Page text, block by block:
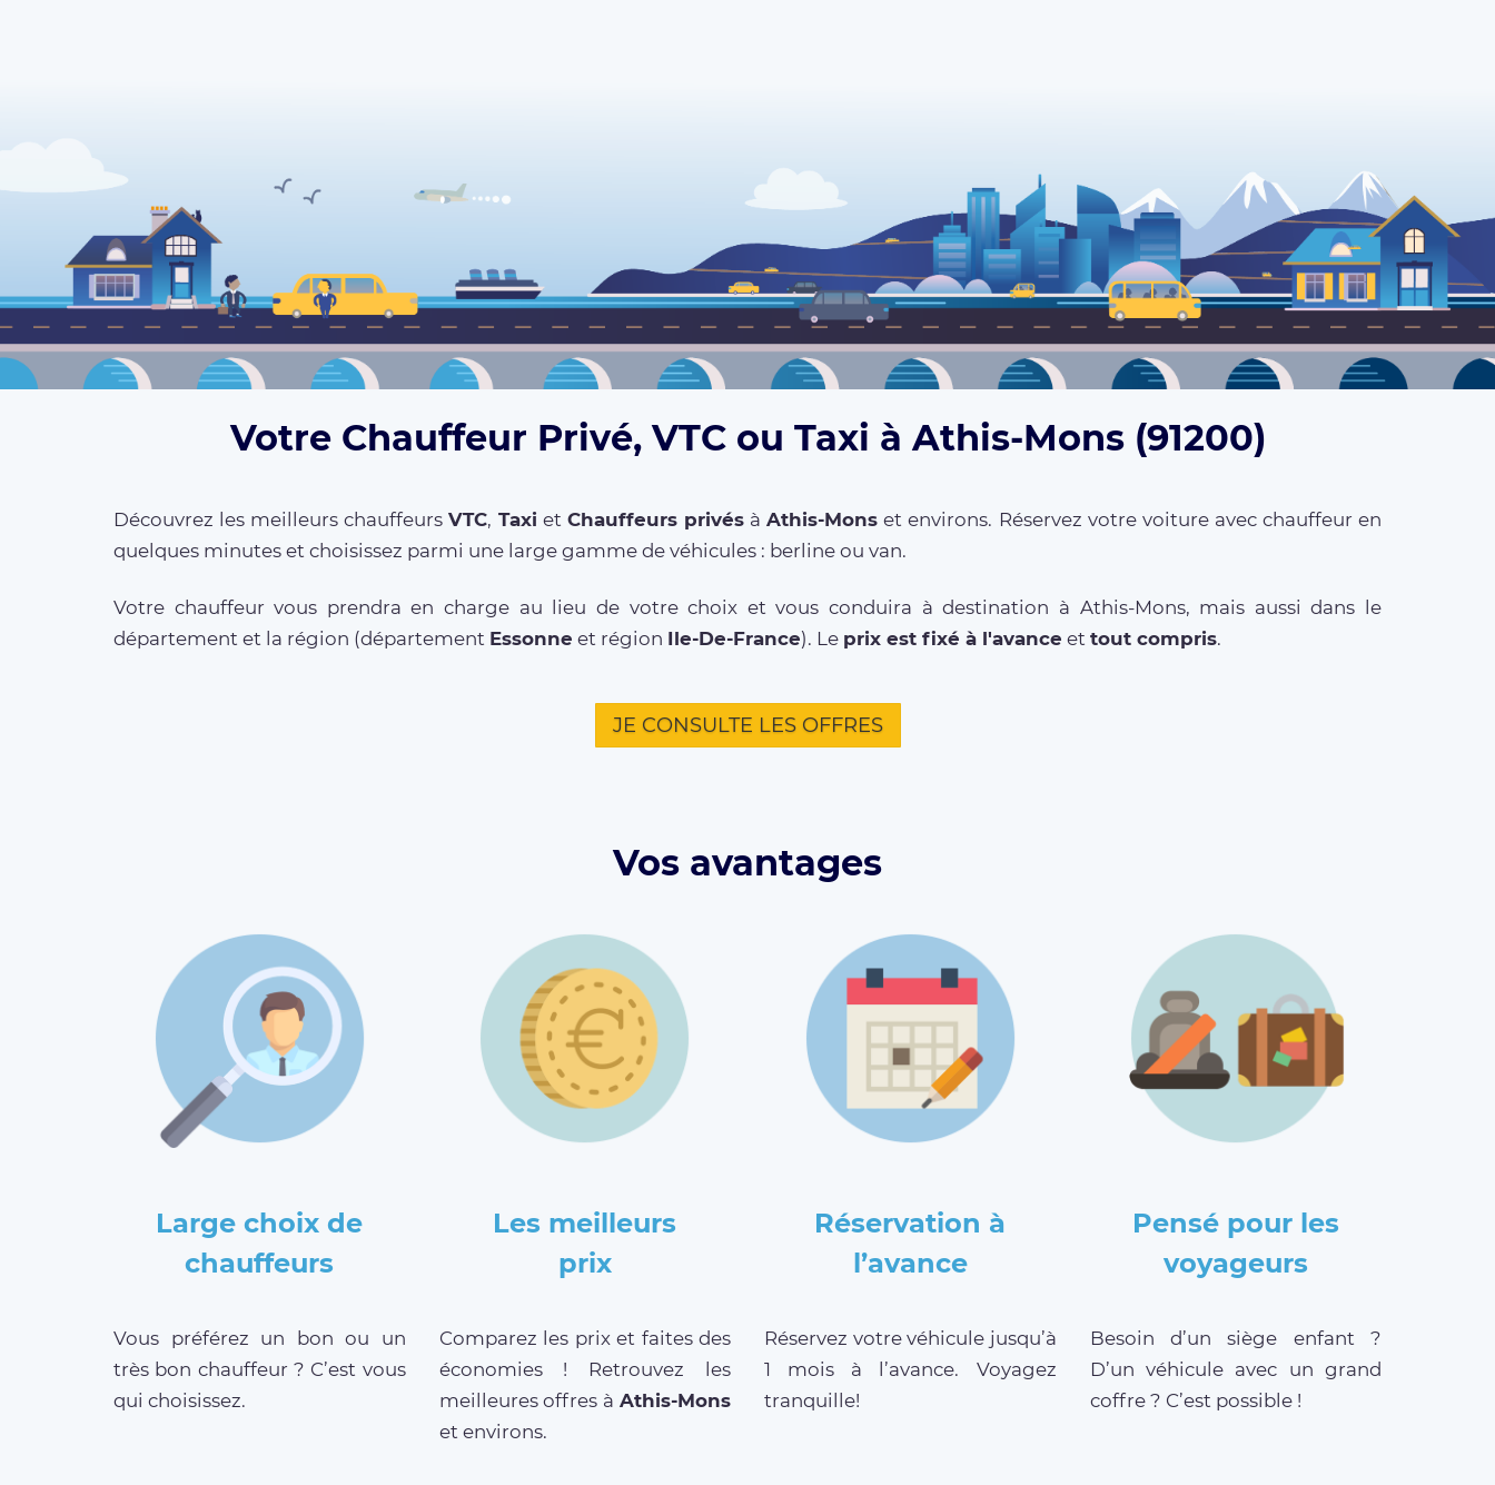
Votre Chauffeur Privé, VTC ou Taxi à Athis-Mons (91200)
Découvrez les meilleurs chauffeursVTC, Taxi et Chauffeurs privésàAthis-Mons et environs. Réservez votre voiture avec chauffeur en
quelques minutes et choisissez parmi une large gamme de véhicules : berline ou van.
Votre chauffeur vous prendra en charge au lieu de votre choix et vous conduira à destination à Athis-Mons, mais aussi dans le
département et la région (département Essonne et région Ile-De-France). Le prix est fixé à l'avance et tout compris.
JE CONSULTE LES OFFRES
Vos avantages
Large choix de
chauffeurs
Vous préférez un bon ou un
très bon chauffeur ? C’est vous
qui choisissez.
Les meilleurs
prix
Comparez les prix et faites des
économies ! Retrouvez les
meilleures offres à Athis-Mons
et environs.
Réservation à
l’avance
Réservez votre véhicule jusqu’à
1 mois à l’avance. Voyagez
tranquille!
Pensé pour les
voyageurs
Besoin d’un siège enfant ?
D’un véhicule avec un grand
coffre ? C’est possible !